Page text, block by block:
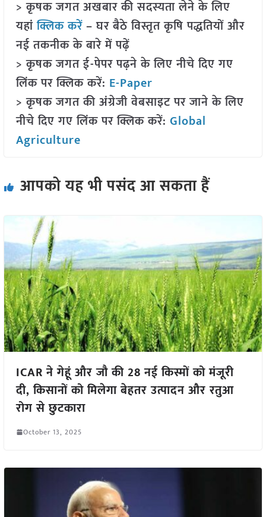
> कृषक जगत अखबार की सदस्यता लेने के लिए
यहांक्लिक करें– घर बैठे विस्तृत कृषि पद्धतियों और
नई तकनीक के बारे में पढ़ें
> कृषक जगत ई-पेपर पढ़ने के लिए नीचे दिए गए
लिंक पर क्लिक करें: E-Paper
> कृषक जगत की अंग्रेजी वेबसाइट पर जाने के लिए
नीचे दिए गए लिंक पर क्लिक करें: Global
Agriculture
आपको यह भी पसंद आ सकता हैं
ICAR ने गेहूं और जौ की 28 नई किस्मों को मंजूरी
दी, किसानों को मिलेगा बेहतर उत्पादन और रतुआ
रोग से छुटकारा
October 13, 2025